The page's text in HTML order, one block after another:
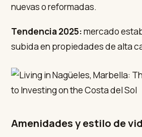
nuevas o reformadas.
Tendencia 2025:mercado
subida en propiedades de alta
Amenidades y estilo de